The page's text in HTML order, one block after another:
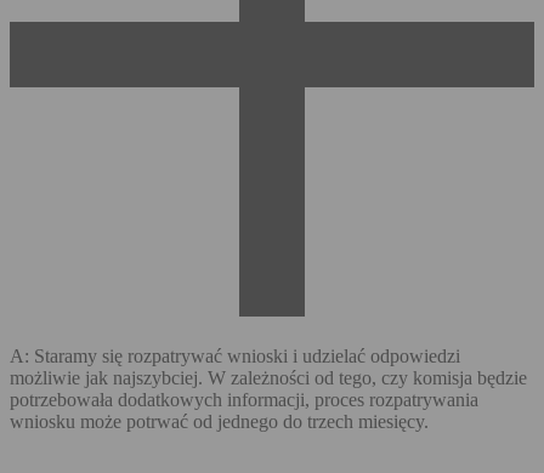
A: Staramy się rozpatrywać wnioski i udzielać odpowiedzi
możliwie jak najszybciej. W zależności od tego, czy komisja będzie
potrzebowała dodatkowych informacji, proces rozpatrywania
wniosku może potrwać od jednego do trzech miesięcy.